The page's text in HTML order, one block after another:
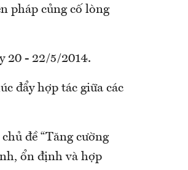
pháp củng cố lòng
20 - 22/5/2014.
đẩy hợp tác giữa các
đề “Tăng cường
ổn định và hợp